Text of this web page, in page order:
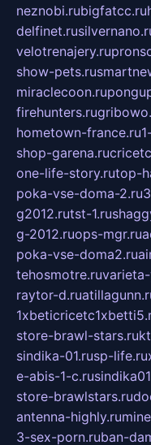
neznobi.rubigfatcc.ru
delfinet.ru
velotrenajery.ru
show-pets.ru
miraclecoon.ru
firehunters.ru
hometown-france.ru
shop-garena.ru
one-life-story.rutop-
poka-vse-doma-2.ru
g2012.rutst-1.ru
g-2012.ruops-mgr.ru
poka-vse-doma2.ru
tehosmotre.ru
raytor-d.ru
store-brawl-stars.ru
sindika-01.rusp-life.ru
e-abis-1-c.ru
store-brawlstars.ru
antenna-highly.ru
3-sex-porn.ruban-